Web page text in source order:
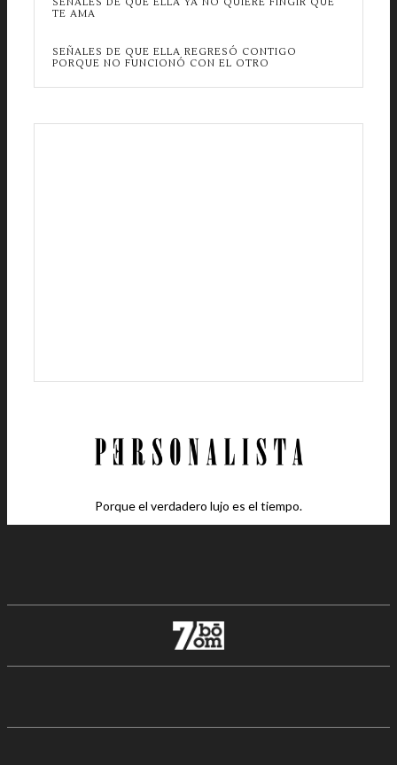
TE AMA
SEÑALES DE QUE ELLA REGRESÓ CONTIGO
PORQUE NO FUNCIONÓ CON EL OTRO
Porque el verdadero lujo es el tiempo.